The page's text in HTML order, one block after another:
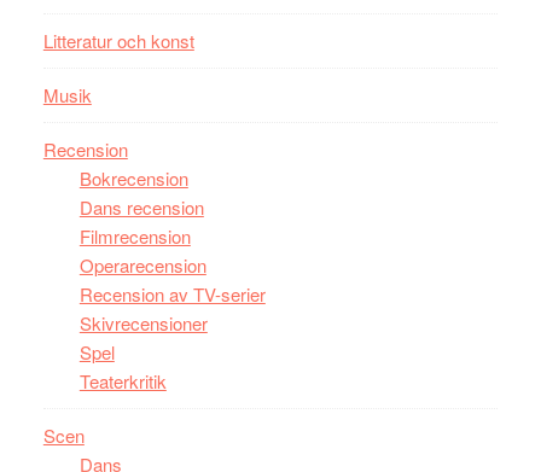
Litteratur och konst
Musik
Recension
Bokrecension
Dans recension
Filmrecension
Operarecension
Recension av TV-serier
Skivrecensioner
Spel
Teaterkritik
Scen
Dans